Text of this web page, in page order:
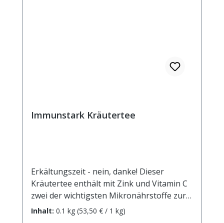
Immunstark Kräutertee
Erkältungszeit - nein, danke! Dieser
Kräutertee enthält mit Zink und Vitamin C
zwei der wichtigsten Mikronährstoffe zur
Stärkung des Immunsystems und zum
Inhalt: 0.1 kg (53,50 € / 1 kg)